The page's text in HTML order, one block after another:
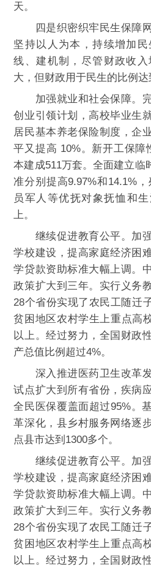
天。
四是织密织牢民生保障网
坚持以人为本，持续增加
线、建机制，尽管财政收
大，但财政用于民生的比例达
加强就业和社会保障。完
创业引领计划，高校毕业生
居民基本养老保险制度，企
平又提高 10%。新开工保障
本建成511万套。全面建立临
准分别提高9.97%和14.1%
员军人等优抚对象抚恤和
上。
继续促进教育公平。加强
学校建设，提高家庭经济困
学贷款资助标准大幅上调。
政策扩大到三年。实行义务
28个省份实现了农民工随迁
贫困地区农村学生上重点高
以上。经过努力，全国财政
产总值比例超过4%。
深入推进医药卫生改革发
试点扩大到所有省份，疾病
全民医保覆盖面超过95%。
革深化，县乡村服务网络逐
点县市达到1300多个。
继续促进教育公平。加强
学校建设，提高家庭经济困
学贷款资助标准大幅上调。
政策扩大到三年。实行义务
28个省份实现了农民工随迁
贫困地区农村学生上重点高
以上。经过努力，全国财政